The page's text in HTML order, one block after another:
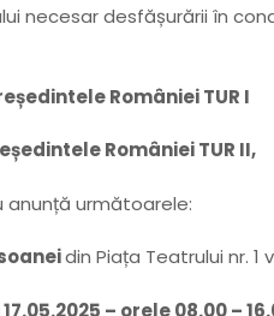
necesar desfășurării în
României TUR I
României TUR II,
anunță următoarele:
din Piața Teatrului nr.
– orele 08.00 –